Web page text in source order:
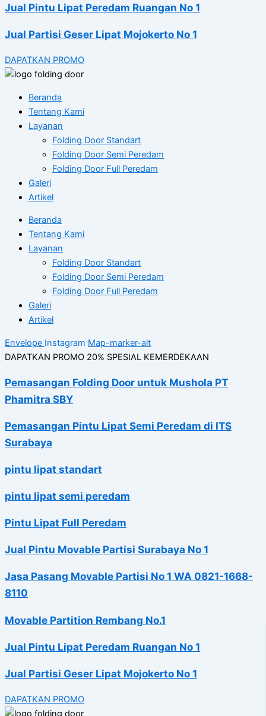
Jual Pintu Lipat Peredam Ruangan No 1
Jual Partisi Geser Lipat Mojokerto No 1
DAPATKAN PROMO
Beranda
Tentang Kami
Layanan
Folding Door Standart
Folding Door Semi Peredam
Folding Door Full Peredam
Galeri
Artikel
Beranda
Tentang Kami
Layanan
Folding Door Standart
Folding Door Semi Peredam
Folding Door Full Peredam
Galeri
Artikel
Envelope Instagram Map-marker-alt
DAPATKAN PROMO 20% SPESIAL KEMERDEKAAN
Pemasangan Folding Door untuk Mushola PT
Phamitra SBY
Pemasangan Pintu Lipat Semi Peredam di ITS
Surabaya
pintu lipat standart
pintu lipat semi peredam
Pintu Lipat Full Peredam
Jual Pintu Movable Partisi Surabaya No 1
Jasa Pasang Movable Partisi No 1 WA 0821-1668-
8110
Movable Partition Rembang No.1
Jual Pintu Lipat Peredam Ruangan No 1
Jual Partisi Geser Lipat Mojokerto No 1
DAPATKAN PROMO